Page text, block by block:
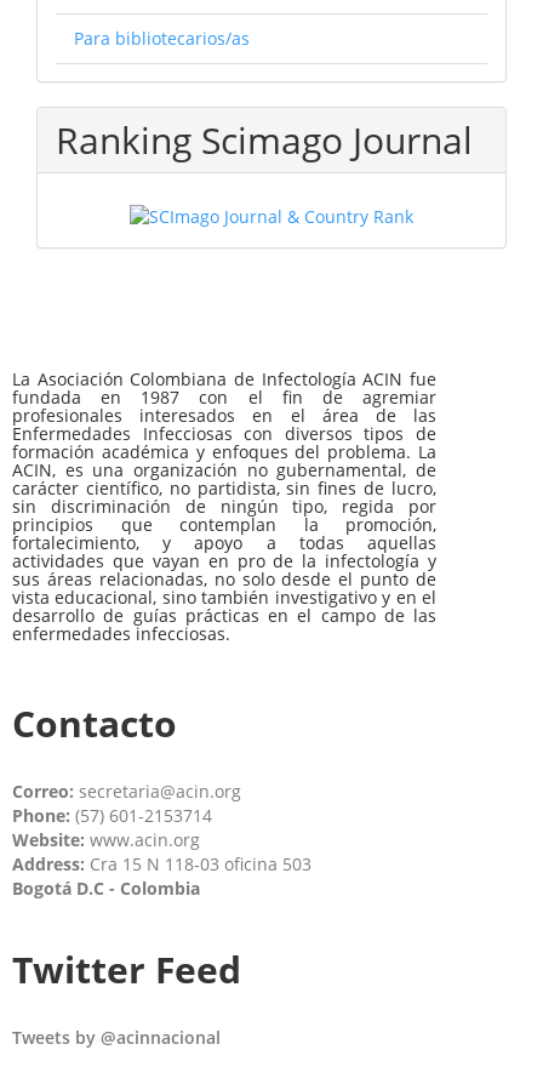
Para bibliotecarios/as
Ranking Scimago Journal
La Asociación Colombiana de Infectología ACIN fue
fundada en 1987 con el fin de agremiar
profesionales interesados en el área de las
Enfermedades Infecciosas con diversos tipos de
formación académica y enfoques del problema. La
ACIN, es una organización no gubernamental, de
carácter científico, no partidista, sin fines de lucro,
sin discriminación de ningún tipo, regida por
principios que contemplan la promoción,
fortalecimiento, y apoyo a todas aquellas
actividades que vayan en pro de la infectología y
sus áreas relacionadas, no solo desde el punto de
vista educacional, sino también investigativo y en el
desarrollo de guías prácticas en el campo de las
enfermedades infecciosas.
Contacto
Correo: secretaria@acin.org
Phone: (57) 601-2153714
Website: www.acin.org
Address: Cra 15 N 118-03 oficina 503
Bogotá D.C - Colombia
Twitter Feed
Tweets by @acinnacional